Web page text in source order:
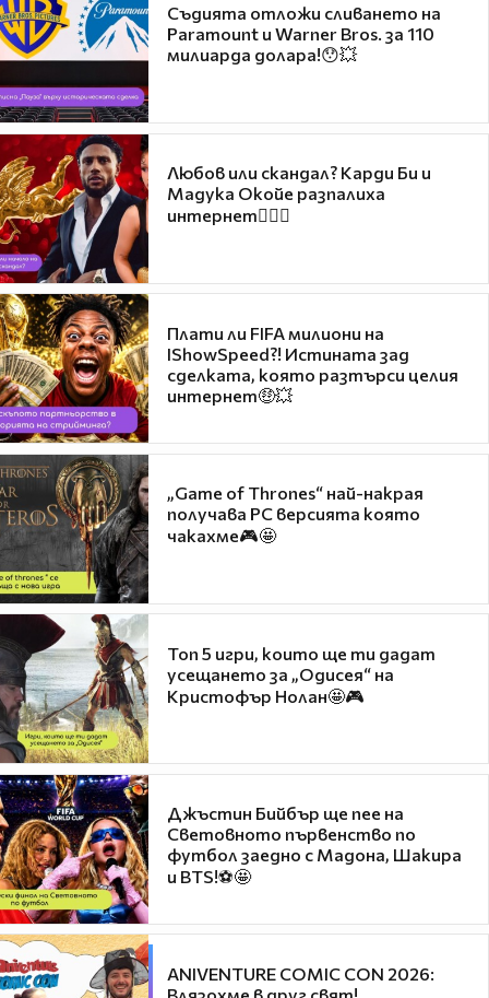
Съдията отложи сливането на
Paramount и Warner Bros. за 110
милиарда долара!😯💥
Любов или скандал? Карди Би и
Мадука Окойе разпалиха
интернет❤️‍🔥🔥
Плати ли FIFA милиони на
IShowSpeed?! Истината зад
сделката, която разтърси целия
интернет🤑💥
„Game of Thrones“ най-накрая
получава PC версията която
чакахме🎮🤩
Топ 5 игри, които ще ти дадат
усещането за „Одисея“ на
Кристофър Нолан🤩🎮
Джъстин Бийбър ще пее на
Световното първенство по
футбол заедно с Мадона, Шакира
и BTS!⚽🤩
ANIVENTURE COMIC CON 2026:
Влязохме в друг свят!